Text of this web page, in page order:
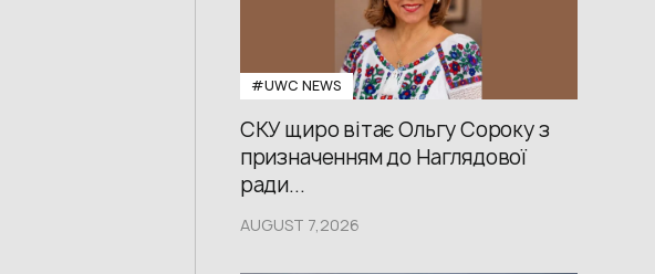
#UWС NEWS
СКУ щиро вітає Ольгу Сороку з
призначенням до Наглядової
ради...
AUGUST 7,2026